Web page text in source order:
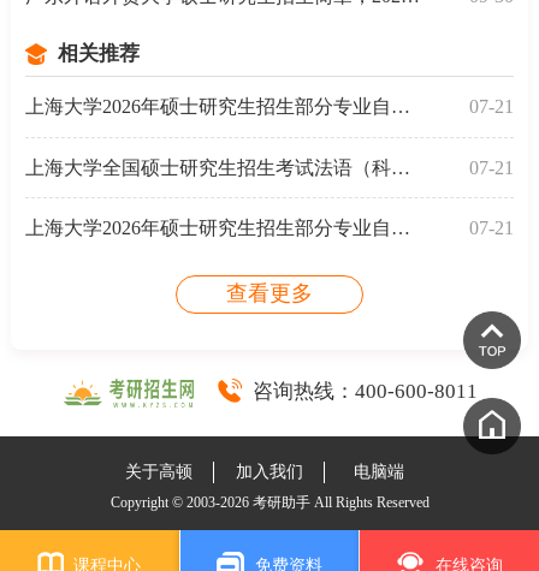
相关推荐
上海大学2026年硕士研究生招生部分专业自命题科目变更 07-21
上海大学全国硕士研究生招生考试法语（科目代码：24 07-21
上海大学2026年硕士研究生招生部分专业自命题科目变更 07-21
查看更多
咨询热线：400-600-8011
关于高顿 加入我们 电脑端
Copyright © 2003-2026 考研助手 All Rights Reserved
课程中心 免费资料 在线咨询